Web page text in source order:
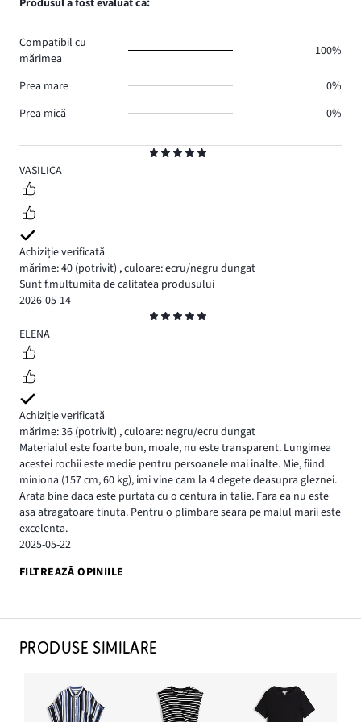
5
VASILICA
Achiziție verificată
mărime: 40 (potrivit) ,culoare: ecru/negru dungat
Sunt f.multumita de calitatea produsului
2026-05-14
5
ELENA
Achiziție verificată
mărime: 36 (potrivit) ,culoare: negru/ecru dungat
Materialul este foarte bun, moale, nu este transparent. Lungimea
acestei rochii este medie pentru persoanele mai inalte. Mie, fiind
miniona (157 cm, 60 kg), imi vine cam la 4 degete deasupra gleznei.
Arata bine daca este purtata cu o centura in talie. Fara ea nu este
asa atragatoare tinuta. Pentru o plimbare seara pe malul marii este
excelenta.
2025-05-22
FILTREAZĂ OPINIILE
Compatibil cu
mărimea
100%
Prea mare
0%
Prea mică
0%
PRODUSE SIMILARE